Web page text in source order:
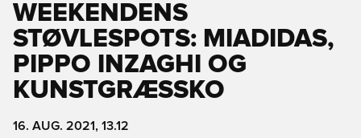
WEEKENDENS
STØVLESPOTS: MIADIDAS,
PIPPO INZAGHI OG
KUNSTGRÆSSKO
16. AUG. 2021, 13.12